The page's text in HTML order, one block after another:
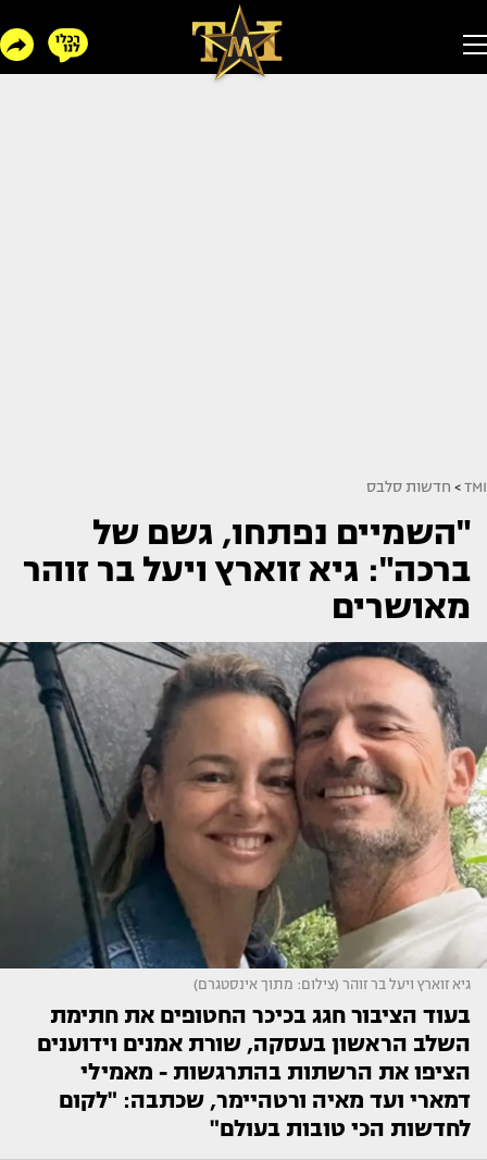
TMI
> חדשות סלבס
"השמיים נפתחו, גשם של
ברכה": גיא זוארץ ויעל בר זוהר
מאושרים
גיא זוארץ ויעל בר זוהר (צילום: מתוך אינסטגרם)
בעוד הציבור חגג בכיכר החטופים את חתימת
השלב הראשון בעסקה, שורת אמנים וידוענים
הציפו את הרשתות בהתרגשות - מאמילי
דמארי ועד מאיה ורטהיימר, שכתבה: "לקום
לחדשות הכי טובות בעולם"